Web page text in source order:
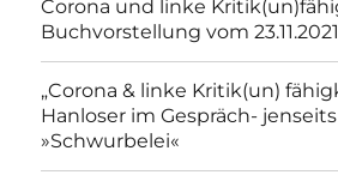
Corona und linke
Buchvorstellung vom 23.11.2021
„Corona & linke Kritik(un)
Hanloser im Gespräch-
»Schwurbelei«